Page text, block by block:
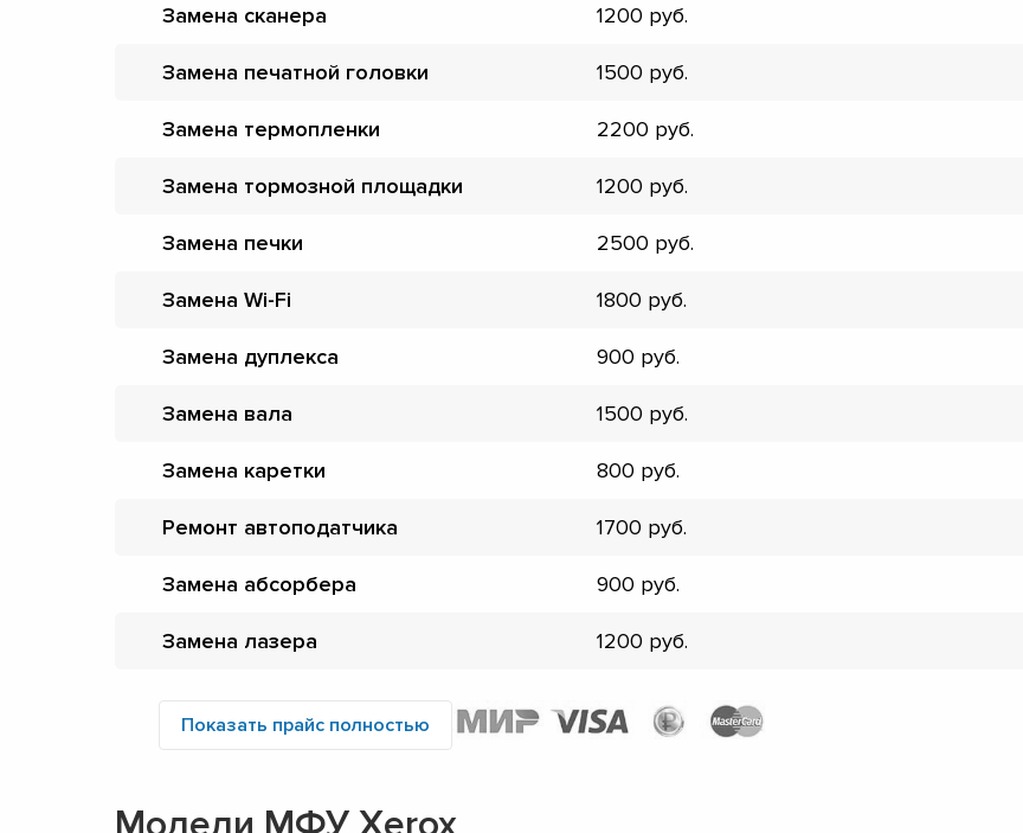
Замена сканера 1200
Замена печатной головки 1500
Замена термопленки 2200
Замена тормозной площадки 1200
Замена печки 2500
Замена Wi-Fi 1800
Замена дуплекса 900
Замена вала 1500
Замена каретки 800
Ремонт автоподатчика 1700
Замена абсорбера 900
Замена лазера 1200
Показать прайс полностью